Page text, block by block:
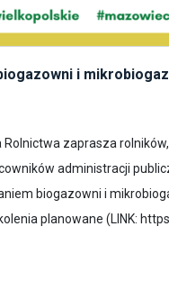
i
Rolnictwa zaprasza
administracji
biogazowni i
planowane (LINK: